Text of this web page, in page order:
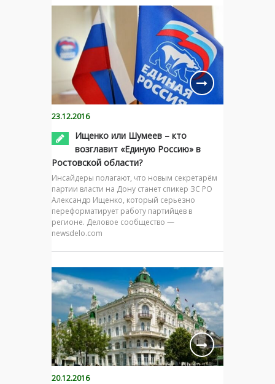
23.12.2016
Ищенко или Шумеев – кто
возглавит «Единую Россию» в
Ростовской области?
Инсайдеры полагают, что новым секретарём
партии власти на Дону станет спикер ЗС РО
Александр Ищенко, который серьезно
переформатирует работу партийцев в
регионе. Деловое сообщество —
newsdelo.com
20.12.2016